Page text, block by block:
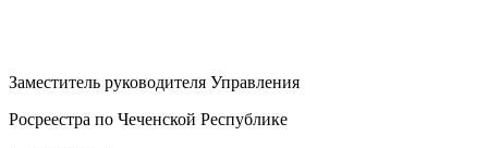
Заместитель руководителя Управления
Росреестра по Чеченской Республике